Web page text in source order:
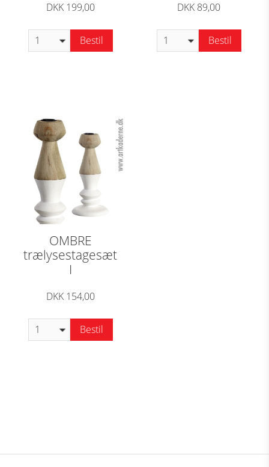
DKK 199,00
Bestil
DKK 89,00
Bestil
OMBRE
trælysestagesæt
I
DKK 154,00
Bestil